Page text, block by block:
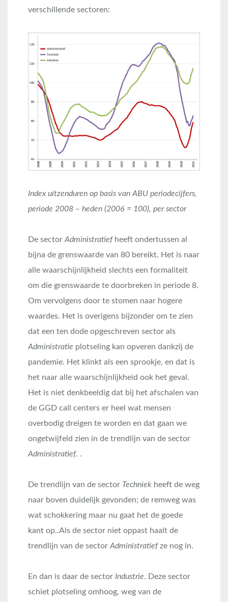
verschillende sectoren:
Index uitzenduren op basis van ABU periodecijfers,
periode 2008 – heden (2006 = 100), per sector
De sector Administratief heeft ondertussen al
bijna de grenswaarde van 80 bereikt. Het is naar
alle waarschijnlijkheid slechts een formaliteit
om die grenswaarde te doorbreken in periode 8.
Om vervolgens door te stomen naar hogere
waardes. Het is overigens bijzonder om te zien
dat een ten dode opgeschreven sector als
Administratie plotseling kan opveren dankzij de
pandemie. Het klinkt als een sprookje, en dat is
het naar alle waarschijnlijkheid ook het geval.
Het is niet denkbeeldig dat bij het afschalen van
de GGD call centers er heel wat mensen
overbodig dreigen te worden en dat gaan we
ongetwijfeld zien in de trendlijn van de sector
Administratief. .
De trendlijn van de sector Techniek heeft de weg
naar boven duidelijk gevonden; de remweg was
wat schokkering maar nu gaat het de goede
kant op..Als de sector niet oppast haalt de
trendlijn van de sector Administratiefze nog in.
En dan is daar de sector Industrie. Deze sector
schiet plotseling omhoog, weg van de